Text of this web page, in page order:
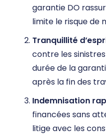
garantie DO
limite le risque de
Tranquillité
contre les
durée de la
après la fin des
Indemnisation
financées sans
litige avec les